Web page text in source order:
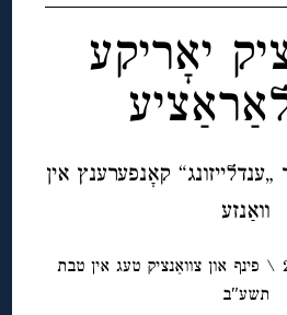
קאָנפערענץ אין
וואַנזע
דעם 20טן יאַנואַר 2012 \ פינף און צוואַנציק טעג אין טבת
תשע″ב